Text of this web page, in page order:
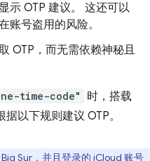
示 OTP 建议。 这还可以
账号盗用的风险。
OTP，而无需依赖神秘且
time-code"
时，搭载
以下规则建议 OTP。
Sur，并且登录的 iCloud 账号